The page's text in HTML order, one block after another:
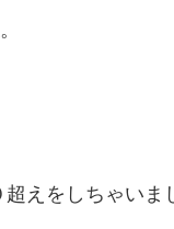
超えをしちゃい